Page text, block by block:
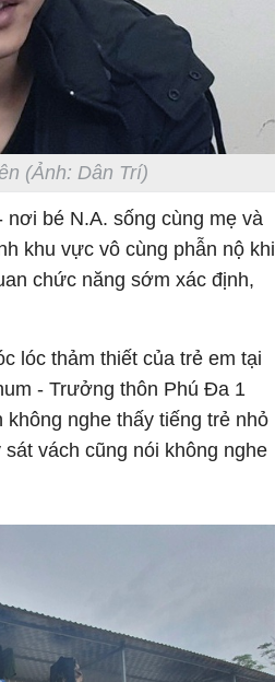
(Ảnh: Dân Trí)
bé N.A. sống cùng mẹ và
khu vực vô cùng phẫn nộ khi
chức năng sớm xác định,
lóc thảm thiết của trẻ em tại
- Trưởng thôn Phú Đa 1
nghe thấy tiếng trẻ nhỏ
vách cũng nói không nghe